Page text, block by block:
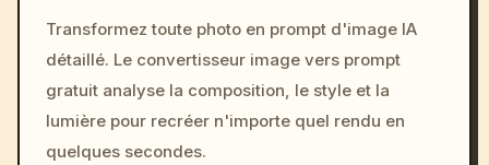
c, cyberpunk sunset, neon
colors, 8k --v 6.0
Transformez toute photo en prompt d'image IA
détaillé. Le convertisseur image vers prompt
gratuit analyse la composition, le style et la
lumière pour recréer n'importe quel rendu en
quelques secondes.